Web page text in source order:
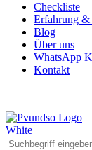
Checkliste
Erfahrung &
Blog
Über uns
WhatsApp
Kontakt